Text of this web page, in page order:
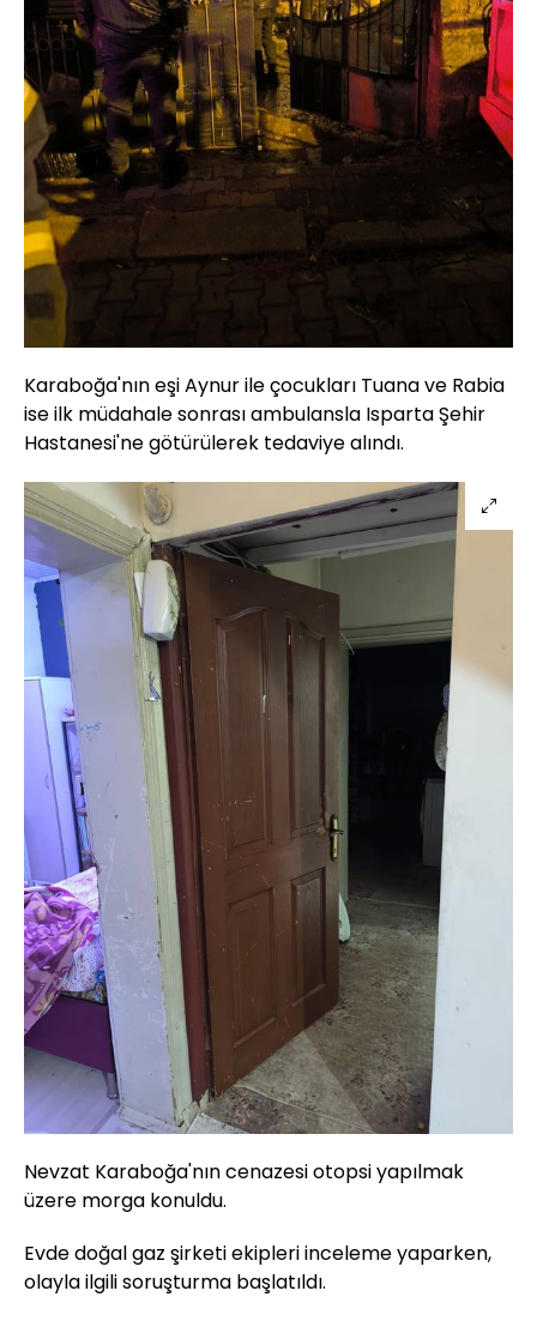
Karaboğa'nın eşi Aynur ile çocukları Tuana ve Rabia
ise ilk müdahale sonrası ambulansla Isparta Şehir
Hastanesi'ne götürülerek tedaviye alındı.
Nevzat Karaboğa'nın cenazesi otopsi yapılmak
üzere morga konuldu.
Evde doğal gaz şirketi ekipleri inceleme yaparken,
olayla ilgili soruşturma başlatıldı.